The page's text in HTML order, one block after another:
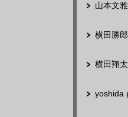
山本文雅
横田勝郎
横田翔
yoshida